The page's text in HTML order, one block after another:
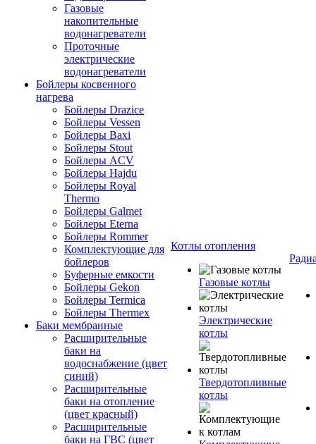
Газовые
накопительные
водонагреватели
Проточные
электрические
водонагреватели
Бойлеры косвенного
нагрева
Бойлеры Drazice
Бойлеры Vessen
Бойлеры Baxi
Бойлеры Stout
Бойлеры ACV
Бойлеры Hajdu
Бойлеры Royal
Thermo
Бойлеры Galmet
Бойлеры Eterna
Бойлеры Rommer
Комплектующие для
бойлеров
Буферные емкости
Бойлеры Gekon
Бойлеры Termica
Бойлеры Thermex
Баки мембранные
Расширительные
баки на
водоснабжение (цвет
синий)
Расширительные
баки на отопление
(цвет красный)
Расширительные
баки на ГВС (цвет
Котлы отопления
Газовые котлы
Электрические
котлы
Твердотопливные
котлы